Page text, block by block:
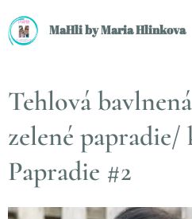
MaHli by Maria Hlinkova
Tehlová
zelené papradie/
Papradie #2